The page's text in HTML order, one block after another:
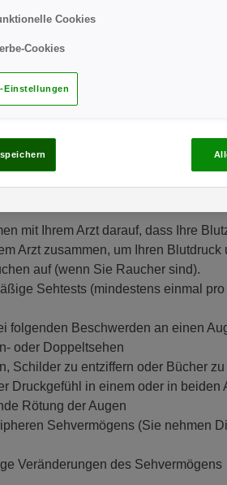
Augen:
Augen und auf das Sehvermögen
vorzubeugen und die
mit Ihrem Arzt darauf, dass Ihre
Arzt zusammen, um Ihren
auf (wenn Sie Raucher sind).
Sehtests (mindestens einmal
folgenden Beschwerden an einen
oder Doppeltsehen
Schilder zu entziffern oder Bücher zu
Druckgefühl in einem oder in beiden
Rötung der Augen
Sehvermögens (Sie nehmen
Veränderungen des Sehvermögens
Cookies
Cookies
Einstellungen